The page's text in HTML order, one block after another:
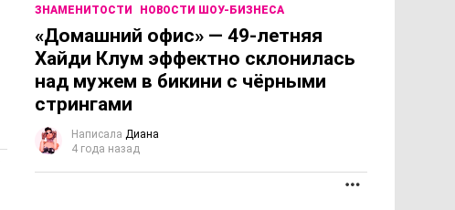
ЗНАМЕНИТОСТИ
НОВОСТИ ШОУ-БИЗНЕСА
«Домашний офис» — 49-летняя
Хайди Клум эффектно склонилась
над мужем в бикини с чёрными
стрингами
Написала Диана
4 года назад